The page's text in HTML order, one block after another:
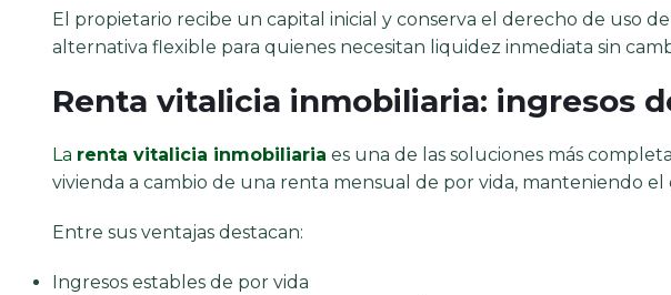
El propietario recibe un capital inicial y conserva el derecho de uso
alternativa flexible para quienes necesitan liquidez inmediata sin
Renta vitalicia inmobiliaria: ingresos
La renta vitalicia inmobiliaria es una de las soluciones más
vivienda a cambio de una renta mensual de por vida, manteniendo
Entre sus ventajas destacan:
Ingresos estables de por vida